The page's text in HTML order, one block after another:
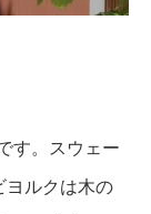
す。スウェー
ヨルクは木の